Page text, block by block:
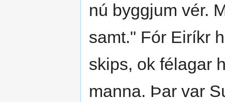
nú byggjum vér.
samt." Fór Eiríkr
skips, ok félagar
manna. Þar var